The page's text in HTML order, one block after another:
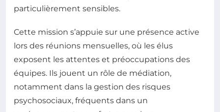
particulièrement sensibles.
Cette mission s’appuie sur une présence active
lors des réunions mensuelles, où les élus
exposent les attentes et préoccupations des
équipes. Ils jouent un rôle de médiation,
notamment dans la gestion des risques
psychosociaux, fréquents dans un